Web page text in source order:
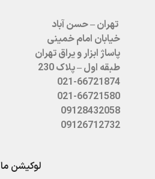
تهران – حسن آباد
خیابان امام خمینی
پاساژ ابزار و یراق تهران
طبقه اول – پلاک 230
021-66721874
021-66721580
09128432058
09126712732
لوکیشن ما